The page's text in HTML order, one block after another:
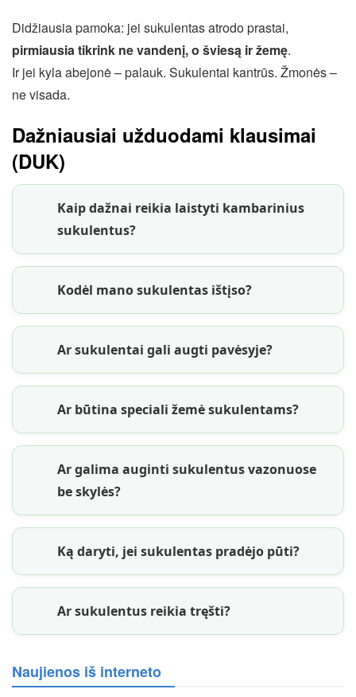
Didžiausia pamoka: jei sukulentas atrodo prastai,
pirmiausia tikrink ne vandenį, o šviesą ir žemę.
Ir jei kyla abejonė – palauk. Sukulentai kantrūs. Žmonės –
ne visada.
Dažniausiai užduodami klausimai
(DUK)
Kaip dažnai reikia laistyti kambarinius
sukulentus?
Kodėl mano sukulentas ištįso?
Ar sukulentai gali augti pavėsyje?
Ar būtina speciali žemė sukulentams?
Ar galima auginti sukulentus vazonuose
be skylės?
Ką daryti, jei sukulentas pradėjo pūti?
Ar sukulentus reikia tręšti?
Naujienos iš interneto